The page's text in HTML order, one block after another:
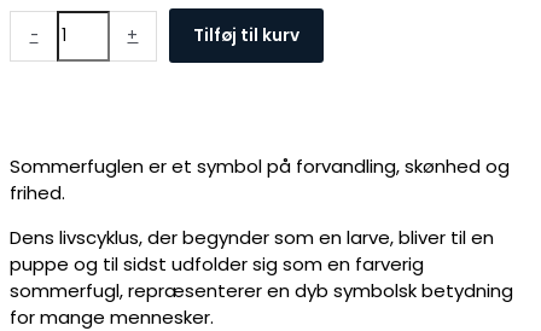
- + Tilføj til kurv
Sommerfuglen er et symbol på forvandling, skønhed og
frihed.
Dens livscyklus, der begynder som en larve, bliver til en
puppe og til sidst udfolder sig som en farverig
sommerfugl, repræsenterer en dyb symbolsk betydning
for mange mennesker.